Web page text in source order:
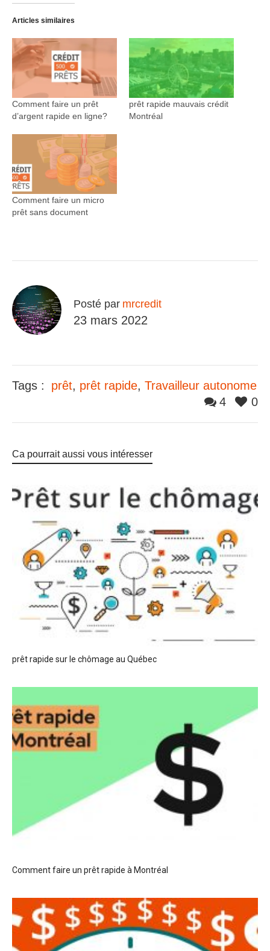
Articles similaires
Comment faire un prêt
d’argent rapide en ligne?
prêt rapide mauvais crédit
Montréal
Comment faire un micro
prêt sans document
Posté par mrcredit
23 mars 2022
Tags : prêt, prêt rapide, Travailleur autonome
0
4
Ca pourrait aussi vous intéresser
prêt rapide sur le chômage au Québec
Comment faire un prêt rapide à Montréal